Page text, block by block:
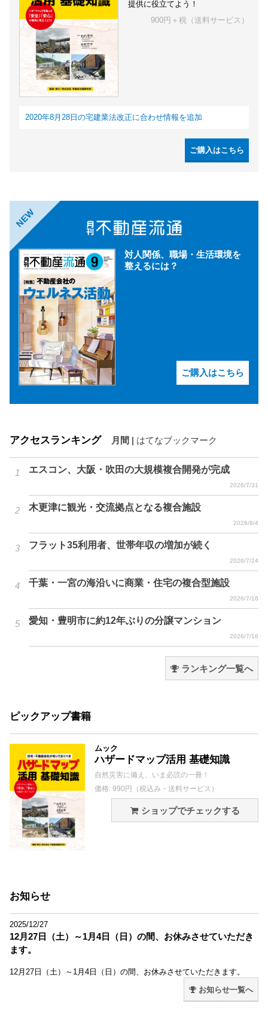
提供に役立てよう！
900円＋税（送料サービス）
2020年8月28日の宅建業法改正に合わせ情報を追加
ご購入はこちら
NEW
対人関係、職場・生活環境を
整えるには？
ご購入はこちら
アクセスランキング 月間 はてなブックマーク
エスコン、大阪・吹田の大規模複合開発が完成
2026/7/31
木更津に観光・交流拠点となる複合施設
2026/8/4
フラット35利用者、世帯年収の増加が続く
2026/7/24
千葉・一宮の海沿いに商業・住宅の複合型施設
2026/7/16
愛知・豊明市に約12年ぶりの分譲マンション
2026/7/16
ランキング一覧へ
ピックアップ書籍
ムック
ハザードマップ活用 基礎知識
自然災害に備え、いま必読の一冊！
価格: 990円（税込み・送料サービス）
ショップでチェックする
お知らせ
2025/12/27
12月27日（土）～1月4日（日）の間、お休みさせていただき
ます。
12月27日（土）～1月4日（日）の間、お休みさせていただきます。
お知らせ一覧へ